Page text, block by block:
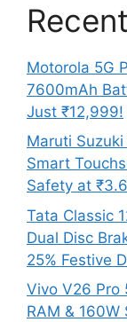
Motorola 5G
7600mAh
Just ₹12,999!
Maruti
Smart
Safety at
Tata Classic
Dual Disc
25% Festive
Vivo V26 Pro
RAM &